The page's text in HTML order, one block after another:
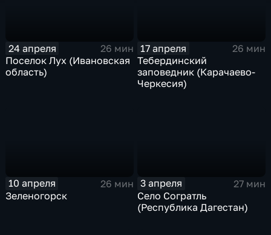
24 апреля
26 мин
Поселок Лух (Ивановская
область)
17 апреля
26 мин
Тебердинский
заповедник (Карачаево-
Черкесия)
10 апреля
26 мин
Зеленогорск
3 апреля
27 мин
Село Согратль
(Республика Дагестан)